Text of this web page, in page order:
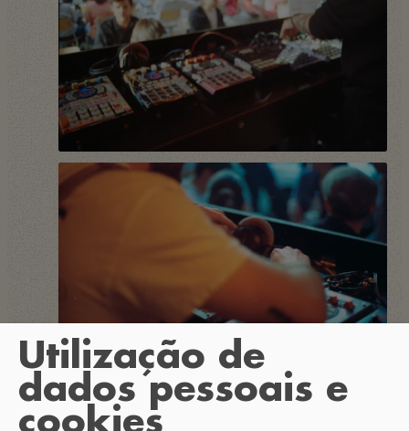
Utilização de
dados pessoais e
cookies